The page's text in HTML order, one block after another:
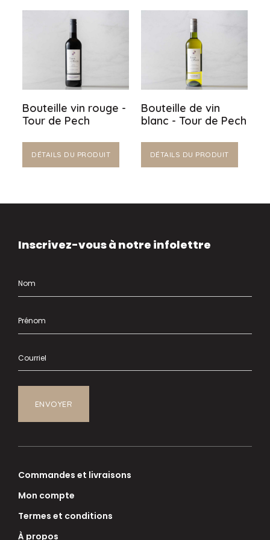
Bouteille vin rouge -
Tour de Pech
DÉTAILS DU PRODUIT
Bouteille de vin
blanc - Tour de Pech
DÉTAILS DU PRODUIT
Commandes et livraisons
Mon compte
Termes et conditions
À propos
Inscrivez-vous à notre infolettre